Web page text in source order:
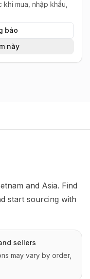
mua, nhập khẩu,
báo
này
and Asia. Find
start sourcing with
sellers
may vary by order,